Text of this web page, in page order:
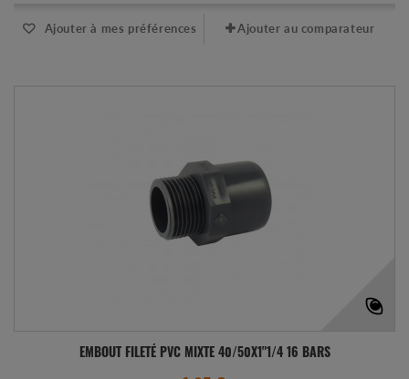
Ajouter à mes préférences Ajouter au comparateur
EMBOUT FILETÉ PVC MIXTE 40/50X1"1/4 16 BARS